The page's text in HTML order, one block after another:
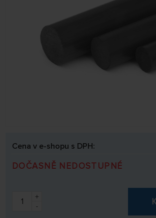
Cena v e-shopu s DPH:
DOČASNĚ NEDOSTUPNÉ
+
-